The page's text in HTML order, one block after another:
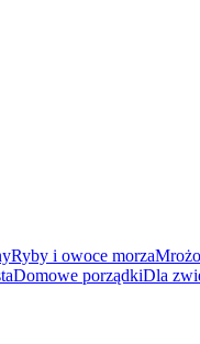
Ryby i owoce morza
Domowe porządkiDla